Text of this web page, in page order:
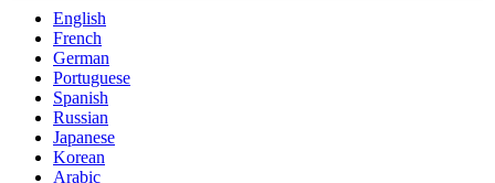
English
French
German
Portuguese
Spanish
Russian
Japanese
Korean
Arabic